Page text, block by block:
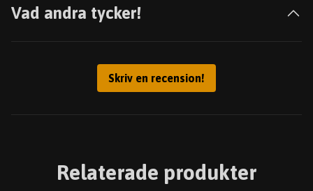
Vad andra tycker!
Skriv en recension!
Relaterade produkter